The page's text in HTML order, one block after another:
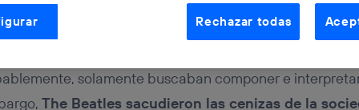
EMI para crear su primer disco. Tras haber tocado en
ciudad como en Hamburgo, sentían la ilusión de
solamente buscaban componer e
The Beatles sacudieron las cenizas de la
Utiq está diseñada con la privacidad como prioridad
tu dirección IP y otra información de la cuenta de cliente de
a la conexión que utilizas (p. ej., número de teléfono móvil).
Rechazar todas